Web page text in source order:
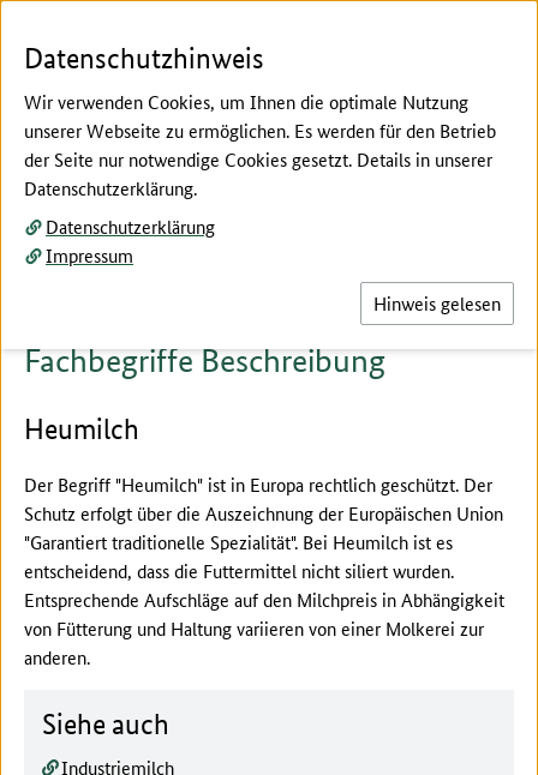
Hier beginnt der Hauptinhalt dieser Seite
Beschreibung
Fachbegriffe erklärt
Fachbegriffe Beschreibung
Heumilch
Der Begriff "Heumilch" ist in Europa rechtlich geschützt. Der
Schutz erfolgt über die Auszeichnung der Europäischen Union
"Garantiert traditionelle Spezialität". Bei Heumilch ist es
entscheidend, dass die Futtermittel nicht siliert wurden.
Entsprechende Aufschläge auf den Milchpreis in Abhängigkeit
von Fütterung und Haltung variieren von einer Molkerei zur
anderen.
Siehe auch
Industriemilch
Datenschutzhinweis
Wir verwenden Cookies, um Ihnen die optimale Nutzung
unserer Webseite zu ermöglichen. Es werden für den Betrieb
der Seite nur notwendige Cookies gesetzt. Details in unserer
Datenschutzerklärung.
Datenschutzerklärung
Impressum
Hinweis gelesen